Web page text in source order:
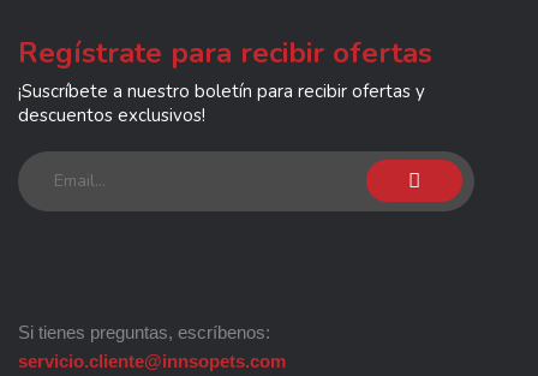
Regístrate para recibir ofertas
¡Suscríbete a nuestro boletín para recibir ofertas y
descuentos exclusivos!
Si tienes preguntas, escríbenos:
servicio.cliente@innsopets.com